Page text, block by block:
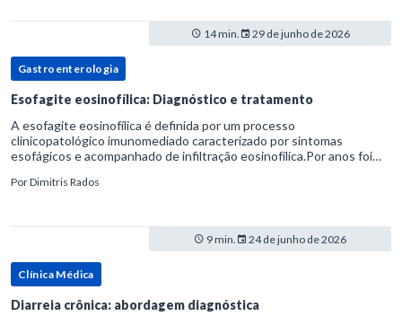
14 min. 29 de junho de 2026
Gastroenterologia
Esofagite eosinofílica: Diagnóstico e tratamento
A esofagite eosinofílica é definida por um processo
clinicopatológico imunomediado caracterizado por sintomas
esofágicos e acompanhado de infiltração eosinofílica.Por anos foi
refluxo gastr
PorDimitris Rados
9 min. 24 de junho de 2026
Clínica Médica
Diarreia crônica: abordagem diagnóstica